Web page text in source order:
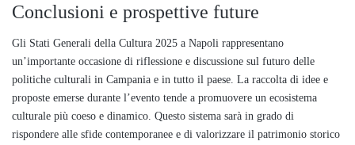
Conclusioni e prospettive future
Gli Stati Generali della Cultura 2025 a Napoli rappresentano
un’importante occasione di riflessione e discussione sul futuro delle
politiche culturali in Campania e in tutto il paese. La raccolta di idee e
proposte emerse durante l’evento tende a promuovere un ecosistema
culturale più coeso e dinamico. Questo sistema sarà in grado di
rispondere alle sfide contemporanee e di valorizzare il patrimonio storico